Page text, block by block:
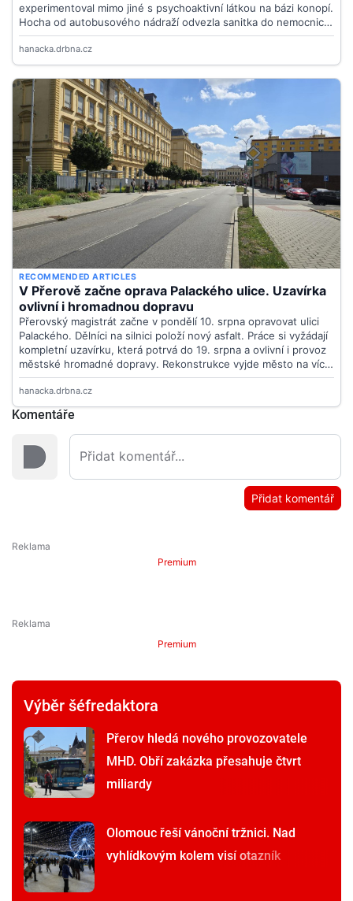
Komentáře
Přidat komentář
Premium
Premium
Výběr šéfredaktora
Přerov hledá nového provozovatele
MHD. Obří zakázka přesahuje čtvrt
miliardy
Olomouc řeší vánoční tržnici. Nad
vyhlídkovým kolem visí otazník